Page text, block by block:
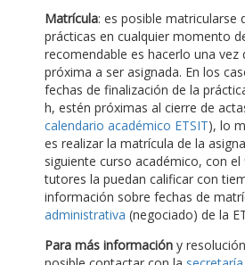
Matrícula: es posible matricularse
prácticas en cualquier momento
recomendable es hacerlo una vez
próxima a ser asignada. En los
fechas de finalización de la
h, estén próximas al cierre de
calendario académico ETSIT), lo
es realizar la matrícula de la
siguiente curso académico, con el
tutores la puedan calificar con
información sobre fechas de
administrativa (negociado) de la
Para más información y